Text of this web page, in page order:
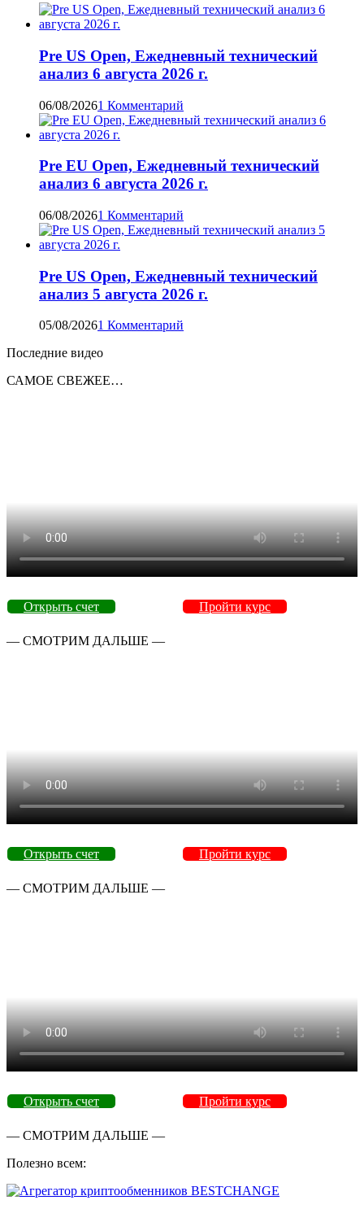
Pre US Open, Ежедневный технический
анализ 6 августа 2026 г.
06/08/20261 Комментарий
Pre EU Open, Ежедневный технический
анализ 6 августа 2026 г.
06/08/20261 Комментарий
Pre US Open, Ежедневный технический
анализ 5 августа 2026 г.
05/08/20261 Комментарий
Последние видео
САМОЕ СВЕЖЕЕ…
Открыть счет Пройти курс
— СМОТРИМ ДАЛЬШЕ —
Открыть счет Пройти курс
— СМОТРИМ ДАЛЬШЕ —
Открыть счет Пройти курс
— СМОТРИМ ДАЛЬШЕ —
Полезно всем: